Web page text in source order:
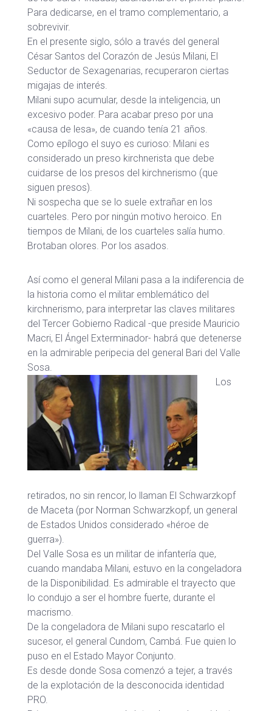
Para dedicarse, en el tramo complementario, a
sobrevivir.
En el presente siglo, sólo a través del general
César Santos del Corazón de Jesús Milani, El
Seductor de Sexagenarias, recuperaron ciertas
migajas de interés.
Milani supo acumular, desde la inteligencia, un
excesivo poder. Para acabar preso por una
«causa de lesa», de cuando tenía 21 años.
Como epílogo el suyo es curioso: Milani es
considerado un preso kirchnerista que debe
cuidarse de los presos del kirchnerismo (que
siguen presos).
Ni sospecha que se lo suele extrañar en los
cuarteles. Pero por ningún motivo heroico. En
tiempos de Milani, de los cuarteles salía humo.
Brotaban olores. Por los asados.
Así como el general Milani pasa a la indiferencia de
la historia como el militar emblemático del
kirchnerismo, para interpretar las claves militares
del Tercer Gobierno Radical -que preside Mauricio
Macri, El Ángel Exterminador- habrá que detenerse
en la admirable peripecia del general Bari del Valle
Sosa.
Los
retirados, no sin rencor, lo llaman El Schwarzkopf
de Maceta (por Norman Schwarzkopf, un general
de Estados Unidos considerado «héroe de
guerra»).
Del Valle Sosa es un militar de infantería que,
cuando mandaba Milani, estuvo en la congeladora
de la Disponibilidad. Es admirable el trayecto que
lo condujo a ser el hombre fuerte, durante el
macrismo.
De la congeladora de Milani supo rescatarlo el
sucesor, el general Cundom, Cambá. Fue quien lo
puso en el Estado Mayor Conjunto.
Es desde donde Sosa comenzó a tejer, a través
de la explotación de la desconocida identidad
PRO.